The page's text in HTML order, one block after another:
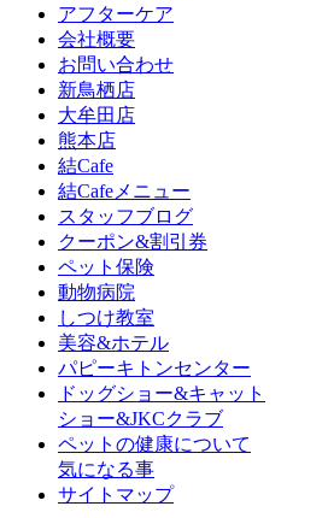
アフターケア
会社概要
お問い合わせ
新鳥栖店
大牟田店
熊本店
結Cafe
結Cafeメニュー
スタッフブログ
クーポン&割引券
ペット保険
動物病院
しつけ教室
美容&ホテル
パピーキトンセンター
ドッグショー&キャット
ショー&JKCクラブ
ペットの健康について
気になる事
サイトマップ